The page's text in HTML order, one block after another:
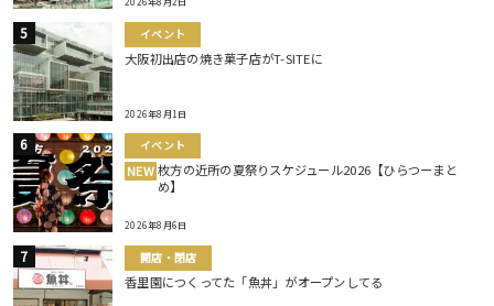
イベント
大阪初出店の焼き菓子店がT-SITEに
2026年8月1日
イベント
NEW 枚方の近所の夏祭りスケジュール2026【ひらつーまと
め】
2026年8月6日
開店・閉店
香里園につくってた「魚丼」がオープンしてる